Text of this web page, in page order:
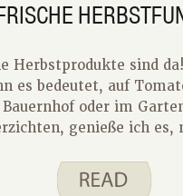
Herbstprodukte sind
es bedeutet, auf
Bauernhof oder im
genieße ich es,
gerade Saison hat. Hier in
die Herbstprodukte